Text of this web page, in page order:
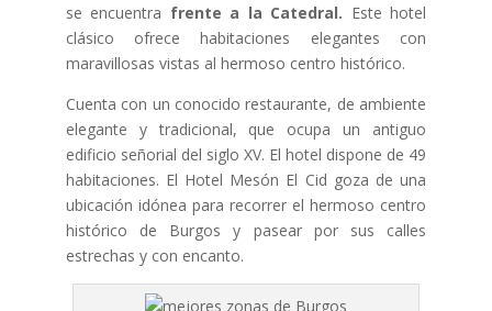
se encuentra frente a la Catedral. Este hotel
clásico ofrece habitaciones elegantes con
maravillosas vistas al hermoso centro histórico.
Cuenta con un conocido restaurante, de ambiente
elegante y tradicional, que ocupa un antiguo
edificio señorial del siglo XV. El hotel dispone de 49
habitaciones. El Hotel Mesón El Cid goza de una
ubicación idónea para recorrer el hermoso centro
histórico de Burgos y pasear por sus calles
estrechas y con encanto.